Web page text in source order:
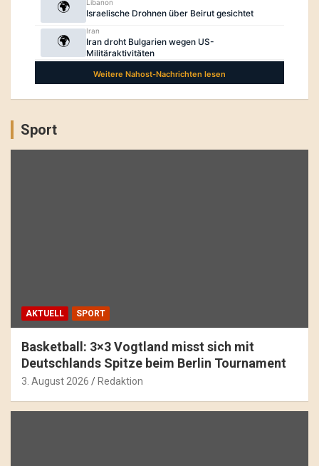
Sport
AKTUELL SPORT
Basketball: 3×3 Vogtland misst sich mit
Deutschlands Spitze beim Berlin Tournament
3. August 2026 Redaktion